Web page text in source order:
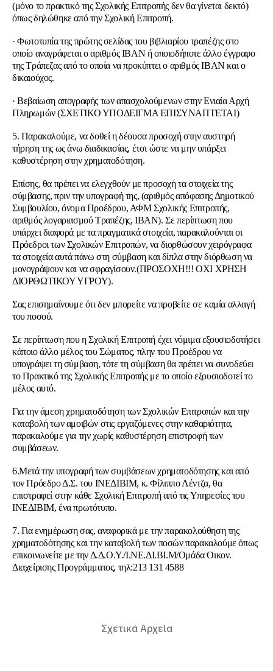
(μόνο το πρακτικό της Σχολικής Επιτροπής δεν θα γίνεται δεκτό)
όπως δηλώθηκε από την Σχολική Επιτροπή.
· Φωτοτυπία της πρώτης σελίδας του βιβλιαρίου τραπέζης στο
οποίο αναγράφεται ο αριθμός ΙΒΑΝ ή οποιοδήποτε άλλο έγγραφο
της Τράπεζας από το οποία να προκύπτει ο αριθμός ΙΒΑΝ και ο
δικαιούχος.
· Βεβαίωση απογραφής των απασχολούμενων στην Ενιαία Αρχή
Πληρωμών (ΣΧΕΤΙΚΟ ΥΠΟΔΕΙΓΜΑ ΕΠΙΣΥΝΑΠΤΕΤΑΙ)
5. Παρακαλούμε, να δοθεί η δέουσα προσοχή στην αυστηρή
τήρηση της ως άνω διαδικασίας, έτσι ώστε να μην υπάρξει
καθυστέρηση στην χρηματοδότηση.
Επίσης, θα πρέπει να ελεγχθούν με προσοχή τα στοιχεία της
σύμβασης, πριν την υπογραφή της, (αριθμός απόφασης Δημοτικού
Συμβουλίου, όνομα Προέδρου, ΑΦΜ Σχολικής Επιτροπής,
αριθμός λογαριασμού Τραπέζης, ΙΒΑΝ). Σε περίπτωση που
υπάρχει διαφορά με τα πραγματικά στοιχεία, παρακαλούνται οι
Πρόεδροι των Σχολικών Επιτροπών, να διορθώσουν χειρόγραφα
τα στοιχεία αυτά πάνω στη σύμβαση και δίπλα στην διόρθωση να
μονογράψουν και να σφραγίσουν.(ΠΡΟΣΟΧΗ!!! ΟΧΙ ΧΡΗΣΗ
ΔΙΟΡΘΩΤΙΚΟΥ ΥΓΡΟΥ).
Σας επισημαίνουμε ότι δεν μπορείτε να προβείτε σε καμία αλλαγή
του ποσού.
Σε περίπτωση που η Σχολική Επιτροπή έχει νόμιμα εξουσιοδοτήσει
κάποιο άλλο μέλος του Σώματος, πλην του Προέδρου να
υπογράψει τη σύμβαση, τότε τη σύμβαση θα πρέπει να συνοδεύει
το Πρακτικό της Σχολικής Επιτροπής με το οποίο εξουσιοδοτεί το
μέλος αυτό.
Για την άμεση χρηματοδότηση των Σχολικών Επιτροπών και την
καταβολή των αμοιβών στις εργαζόμενες στην καθαριότητα,
παρακαλούμε για την χωρίς καθυστέρηση επιστροφή των
συμβάσεων.
6.Μετά την υπογραφή των συμβάσεων χρηματοδότησης και από
τον Πρόεδρο Δ.Σ. του ΙΝΕΔΙΒΙΜ, κ. Φίλιππο Λέντζα, θα
επιστραφεί στην κάθε Σχολική Επιτροπή από τις Υπηρεσίες του
ΙΝΕΔΙΒΙΜ, ένα πρωτότυπο.
7. Για ενημέρωση σας, αναφορικά με την παρακολούθηση της
χρηματοδότησης και την καταβολή των ποσών παρακαλούμε όπως
επικοινωνείτε με την Δ.Δ.Ο.Υ./Ι.ΝΕ.ΔΙ.ΒΙ.Μ/Ομάδα Οικον.
Διαχείρισης Προγράμματος, τηλ:213 131 4588
Σχετικά Αρχεία